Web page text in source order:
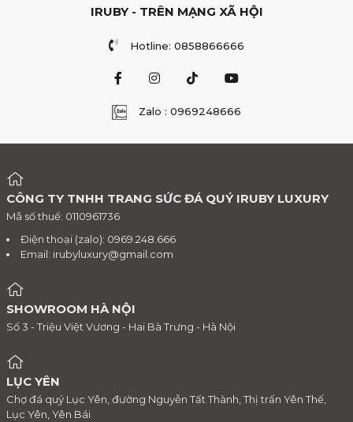
IRUBY - TRÊN MẠNG XÃ HỘI
Hotline: 0858866666
Zalo : 0969248666
CÔNG TY TNHH TRANG SỨC ĐÁ QUÝ IRUBY LUXURY
Mã số thuế: 0110961736
Điện thoại (zalo): 0969.248.666
Email: irubyluxury@gmail.com
SHOWROOM HÀ NỘI
Số 3 - Triệu Việt Vương - Hai Bà Trưng - Hà Nội
LỤC YÊN
Chợ đá quý Lục Yên, đường Nguyễn Tất Thành, Thị trấn Yên Thế,
Lục Yên, Yên Bái